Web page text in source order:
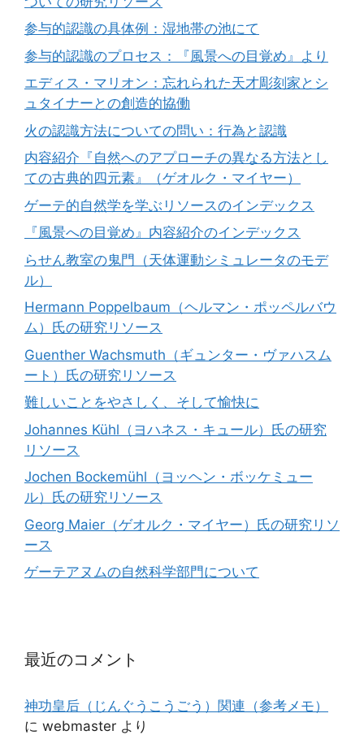
参与的認識の具体例：湿地帯の池にて
参与的認識のプロセス：『風景への目覚め』より
エディス・マリオン：忘れられた天才彫刻家とシ
ュタイナーとの創造的協働
火の認識方法についての問い：行為と認識
内容紹介『自然へのアプローチの異なる方法とし
ての古典的四元素』（ゲオルク・マイヤー）
ゲーテ的自然学を学ぶリソースのインデックス
『風景への目覚め』内容紹介のインデックス
らせん教室の鬼門（天体運動シミュレータのモデ
ル）
Hermann Poppelbaum（ヘルマン・ポッペルバウ
ム）氏の研究リソース
Guenther Wachsmuth（ギュンター・ヴァハスム
ート）氏の研究リソース
難しいことをやさしく、そして愉快に
Johannes Kühl（ヨハネス・キュール）氏の研究
リソース
Jochen Bockemühl（ヨッヘン・ボッケミュー
ル）氏の研究リソース
Georg Maier（ゲオルク・マイヤー）氏の研究リソ
ース
ゲーテアヌムの自然科学部門について
最近のコメント
神功皇后（じんぐうこうごう）関連（参考メモ）
に webmaster より